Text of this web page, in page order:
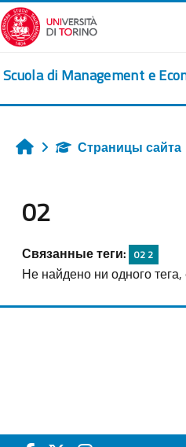
Перейти к основному
Scuola di Management e
ГлавнаяСтраницы сайта
02
Связанные теги: 02 2
Не найдено ни одного